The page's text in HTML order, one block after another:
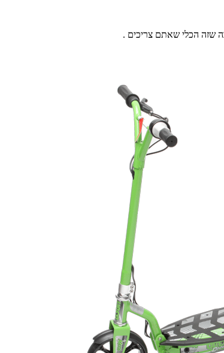
שזה הכלי שאתם צריכים .